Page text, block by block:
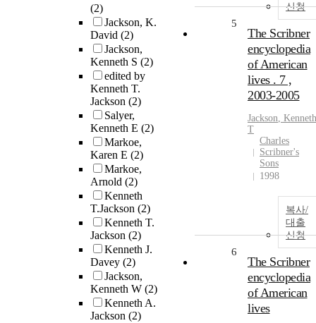
(2)
Jackson, K.
David (2)
Jackson,
Kenneth S (2)
edited by
Kenneth T.
Jackson (2)
Salyer,
Kenneth E (2)
Markoe,
Karen E (2)
Markoe,
Arnold (2)
Kenneth
T.Jackson (2)
Kenneth T.
Jackson (2)
Kenneth J.
Davey (2)
Jackson,
Kenneth W (2)
Kenneth A.
Jackson (2)
신청
5
The Scribner
encyclopedia
of American
lives . 7 ,
2003-2005
Jackson, Kenneth
T
Charles
Scribner's
Sons
1998
복사/
대출
신청
6
The Scribner
encyclopedia
of American
lives